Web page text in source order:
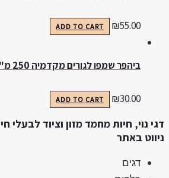
₪55.00
ADD TO CART
ביהפר שמפו לגורים מקדמיה 250 מ"ל
₪30.00
ADD TO CART
נוי, חיות מחמד מזון וציוד לבעלי חיים
באתר
דגים